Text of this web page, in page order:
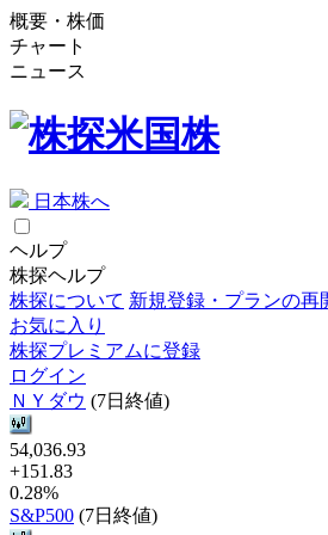
概要・株価
チャート
ニュース
日本株へ
ヘルプ
株探ヘルプ
株探について 新規登録・プランの再
お気に入り
株探プレミアムに登録
ログイン
ＮＹダウ (7日終値)
54,036.93
+151.83
0.28%
S&P500 (7日終値)